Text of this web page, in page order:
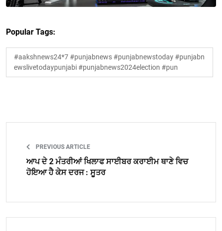
Popular Tags:
#aakshnews24*7 #punjabnews #punjabnewstoday #punjabn
ewslivetodaypunjabi #punjabnews2024election #pun
PREVIOUS ARTICLE
ਆਪ ਦੇ 2 ਮੰਤਰੀਆਂ ਖਿਲਾਫ ਸਾਈਬਰ ਕਰਾਈਮ ਥਾਣੇ ਵਿਚ
ਹੋਇਆ ਹੈ ਕੇਸ ਦਰਜ : ਸੂਤਰ